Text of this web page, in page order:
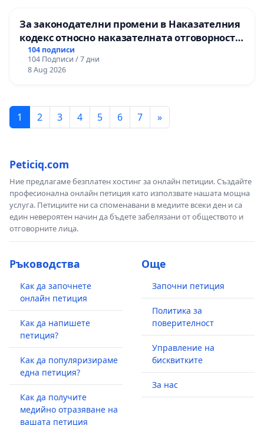
За законодателни промени в Наказателния
кодекс относно наказателната отговорност
на непълнолетните при особено тежки
умишлени престъпления
104 подписи
104 Подписи / 7 дни
8 Aug 2026
1 2 3 4 5 6 7 »
Peticiq.com
Ние предлагаме безплатен хостинг за онлайн петиции. Създайте
професионална онлайн петиция като използвате нашата мощна
услуга. Петициите ни са споменавани в медиите всеки ден и са
един невероятен начин да бъдете забелязани от обществото и
отговорните лица.
Ръководства
Как да започнете
онлайн петиция
Как да напишете
петиция?
Как да популяризираме
една петиция?
Как да получите
медийно отразяване на
вашата петиция
Още
Започни петиция
Политика за
поверителност
Управление на
бисквитките
За нас